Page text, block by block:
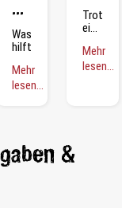
markiert
in
der
Wohnung
Was
hilft?
Mehr
lesen...
eine
halten?
Mehr
lesen...
&